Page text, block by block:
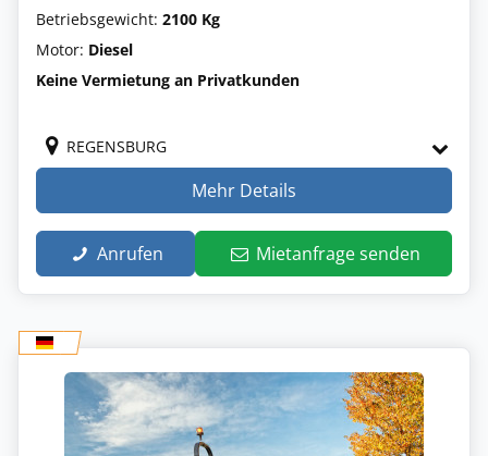
Betriebsgewicht: 2100 Kg
Motor: Diesel
Keine Vermietung an Privatkunden
REGENSBURG
Mehr Details
Anrufen Mietanfrage senden